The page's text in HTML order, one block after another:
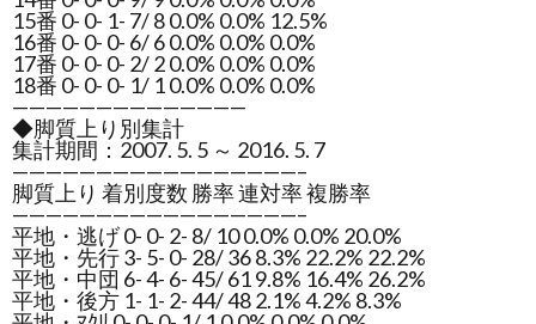
15番 0- 0- 1- 7/ 8 0.0% 0.0% 12.5%
16番 0- 0- 0- 6/ 6 0.0% 0.0% 0.0%
17番 0- 0- 0- 2/ 2 0.0% 0.0% 0.0%
18番 0- 0- 0- 1/ 1 0.0% 0.0% 0.0%
——————————————
◆脚質上り別集計
集計期間：2007. 5. 5 ～ 2016. 5. 7
—————————————————–
脚質上り 着別度数 勝率 連対率 複勝率
—————————————————–
平地・逃げ 0- 0- 2- 8/ 10 0.0% 0.0% 20.0%
平地・先行 3- 5- 0- 28/ 36 8.3% 22.2% 22.2%
平地・中団 6- 4- 6- 45/ 61 9.8% 16.4% 26.2%
平地・後方 1- 1- 2- 44/ 48 2.1% 4.2% 8.3%